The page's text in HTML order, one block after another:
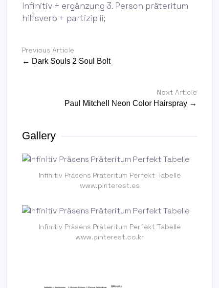
Infinitiv + ergänzung 3. Person präteritum
hilfsverb + partizip ii;
Previous Article
← Dark Souls 2 Soul Bolt
Next Article
Paul Mitchell Neon Color Hairspray →
Gallery
Infinitiv Präsens Präteritum Perfekt Tabelle
www.pinterest.es
Infinitiv Präsens Präteritum Perfekt Tabelle
www.pinterest.co.kr